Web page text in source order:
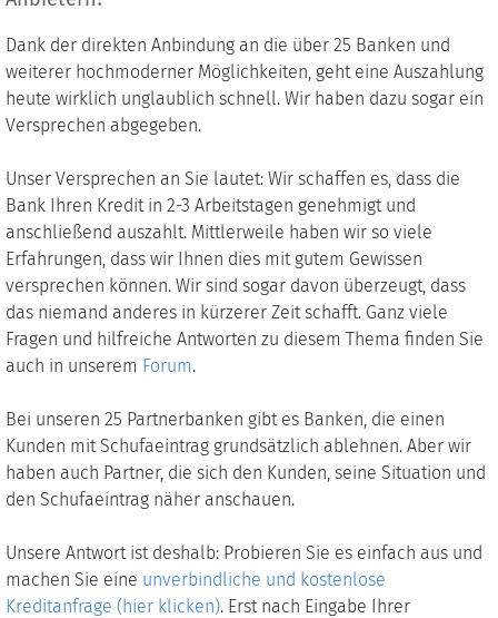
Dank der direkten Anbindung an die über 25 Banken und
weiterer hochmoderner Möglichkeiten, geht eine Auszahlung
heute wirklich unglaublich schnell. Wir haben dazu sogar ein
Versprechen abgegeben.
Unser Versprechen an Sie lautet: Wir schaffen es, dass die
Bank Ihren Kredit in 2-3 Arbeitstagen genehmigt und
anschließend auszahlt. Mittlerweile haben wir so viele
Erfahrungen, dass wir Ihnen dies mit gutem Gewissen
versprechen können. Wir sind sogar davon überzeugt, dass
das niemand anderes in kürzerer Zeit schafft. Ganz viele
Fragen und hilfreiche Antworten zu diesem Thema finden Sie
auch in unserem Forum.
Bei unseren 25 Partnerbanken gibt es Banken, die einen
Kunden mit Schufaeintrag grundsätzlich ablehnen. Aber wir
haben auch Partner, die sich den Kunden, seine Situation und
den Schufaeintrag näher anschauen.
Unsere Antwort ist deshalb: Probieren Sie es einfach aus und
machen Sie eine unverbindliche und kostenlose
Kreditanfrage (hier klicken). Erst nach Eingabe Ihrer